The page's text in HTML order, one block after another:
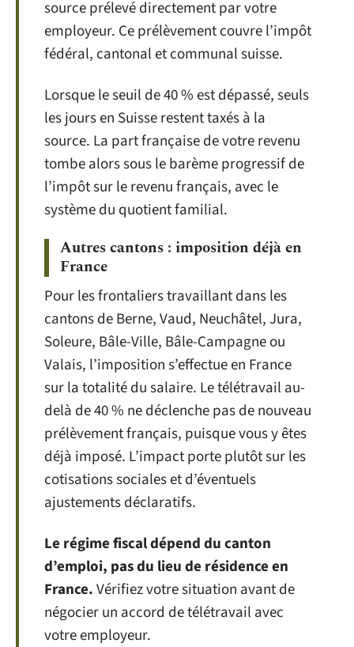
source prélevé directement par votre
employeur. Ce prélèvement couvre l’impôt
fédéral, cantonal et communal suisse.
Lorsque le seuil de 40 % est dépassé, seuls
les jours en Suisse restent taxés à la
source. La part française de votre revenu
tombe alors sous le barème progressif de
l’impôt sur le revenu français, avec le
système du quotient familial.
Autres cantons : imposition déjà en
France
Pour les frontaliers travaillant dans les
cantons de Berne, Vaud, Neuchâtel, Jura,
Soleure, Bâle-Ville, Bâle-Campagne ou
Valais, l’imposition s’effectue en France
sur la totalité du salaire. Le télétravail au-
delà de 40 % ne déclenche pas de nouveau
prélèvement français, puisque vous y êtes
déjà imposé. L’impact porte plutôt sur les
cotisations sociales et d’éventuels
ajustements déclaratifs.
Le régime fiscal dépend du canton
d’emploi, pas du lieu de résidence en
France.Vérifiez votre situation avant de
négocier un accord de télétravail avec
votre employeur.